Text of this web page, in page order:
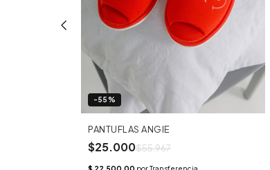
-55%
PANTUFLAS ANGIE
$25.000$55.967